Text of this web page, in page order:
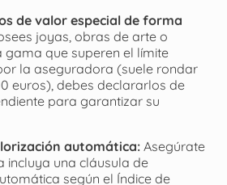
de valor especial de forma
joyas, obras de arte o
gama que superen el límite
la aseguradora (suele rondar
euros), debes declararlos de
para garantizar su
automática:Asegúrate
incluya una cláusula de
según el Índice de